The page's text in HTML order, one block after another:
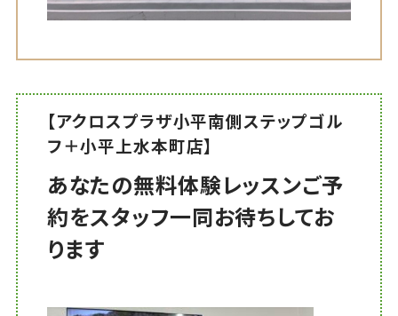
【アクロスプラザ小平南側ステップゴル
フ＋小平上水本町店】
あなたの無料体験レッスンご予
約をスタッフ一同お待ちしてお
ります